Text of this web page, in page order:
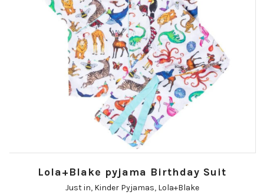
Lola+Blake pyjama Birthday Suit
Just in, Kinder Pyjamas, Lola+Blake